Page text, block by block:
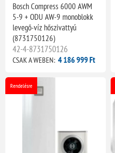
Bosch Compress 6000 AWM
5-9 + ODU AW-9 monoblokk
levegő-víz hőszivattyú
(8731750126)
42-4-8731750126
CSAK A WEBEN: 4 186 999 Ft
Rendelésre